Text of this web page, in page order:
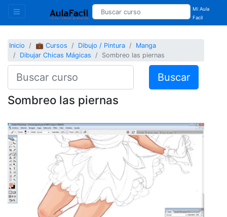
Mi Aula
Facil
Inicio 💼 Cursos Dibujo / Pintura
Manga
Dibujar Chicas Mágicas
Sombreo las piernas
Buscar
Sombreo las piernas